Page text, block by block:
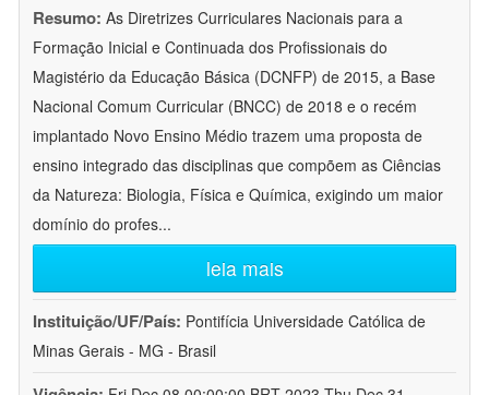
Resumo: As Diretrizes Curriculares Nacionais para a
Formação Inicial e Continuada dos Profissionais do
Magistério da Educação Básica (DCNFP) de 2015, a Base
Nacional Comum Curricular (BNCC) de 2018 e o recém
implantado Novo Ensino Médio trazem uma proposta de
ensino integrado das disciplinas que compõem as Ciências
da Natureza: Biologia, Física e Química, exigindo um maior
domínio do profes...
leia mais
Instituição/UF/País: Pontifícia Universidade Católica de
Minas Gerais - MG - Brasil